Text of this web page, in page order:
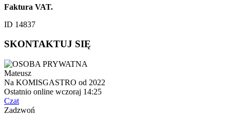
Faktura VAT.
ID 14837
SKONTAKTUJ SIĘ
Mateusz
Na KOMISGASTRO od 2022
Ostatnio online wczoraj 14:25
Czat
Zadzwoń